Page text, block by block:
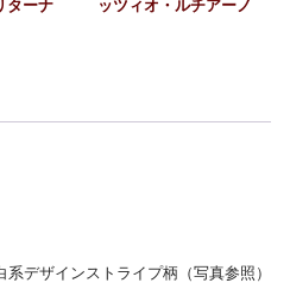
ターナ
ッツィオ・ルチアーノ
系デザインストライプ柄（写真参照）